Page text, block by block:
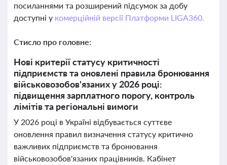
посиланнями та розширений підсумок за добу
доступні у комерційній версії Платформи LIGA360.
Стисло про головне:
Нові критерії статусу критичності
підприємств та оновлені правила бронювання
військовозобов'язаних у 2026 році:
підвищення зарплатного порогу, контроль
лімітів та регіональні вимоги
У 2026 році в Україні відбувається суттєве
оновлення правил визначення статусу критично
важливих підприємств та бронювання
військовозобов'язаних працівників. Кабінет